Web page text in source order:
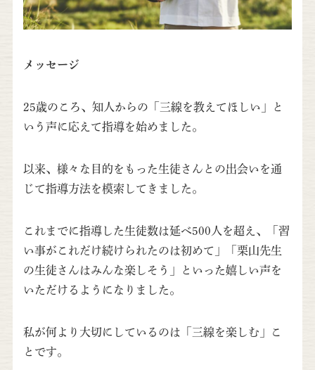
メッセージ
25歳のころ、知人からの「三線を教えてほしい」と
いう声に応えて指導を始めました。
以来、様々な目的をもった生徒さんとの出会いを通
じて指導方法を模索してきました。
これまでに指導した生徒数は延べ500人を超え、「習
い事がこれだけ続けられたのは初めて」「栗山先生
の生徒さんはみんな楽しそう」といった嬉しい声を
いただけるようになりました。
私が何より大切にしているのは「三線を楽しむ」こ
とです。